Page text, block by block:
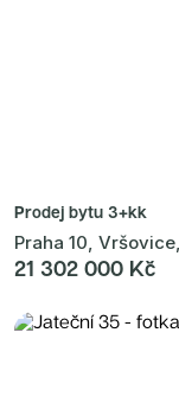
Prodej bytu 3+kk
Praha 10,
21 302 000 Kč